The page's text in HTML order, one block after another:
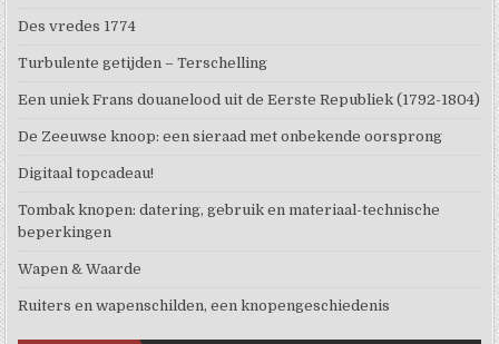
Des vredes 1774
Turbulente getijden – Terschelling
Een uniek Frans douanelood uit de Eerste Republiek (1792-1804)
De Zeeuwse knoop: een sieraad met onbekende oorsprong
Digitaal topcadeau!
Tombak knopen: datering, gebruik en materiaal-technische
beperkingen
Wapen & Waarde
Ruiters en wapenschilden, een knopengeschiedenis